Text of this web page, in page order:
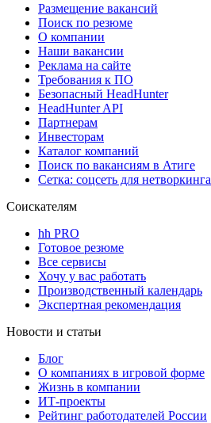
Размещение вакансий
Поиск по резюме
О компании
Наши вакансии
Реклама на сайте
Требования к ПО
Безопасный HeadHunter
HeadHunter API
Партнерам
Инвесторам
Каталог компаний
Поиск по вакансиям в Атиге
Сетка: соцсеть для нетворкинга
Соискателям
hh PRO
Готовое резюме
Все сервисы
Хочу у вас работать
Производственный календарь
Экспертная рекомендация
Новости и статьи
Блог
О компаниях в игровой форме
Жизнь в компании
ИТ-проекты
Рейтинг работодателей России